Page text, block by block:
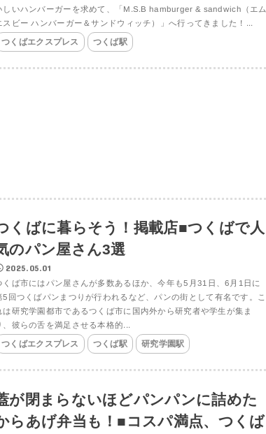
しいハンバーガーを求めて、「M.S.B hamburger & sandwich（エム
スビー ハンバーガー＆サンドウィッチ）」へ行ってきました！...
つくばエクスプレス つくば駅
くばに暮らそう！掲載店■つくばで人
のパン屋さん3選
2025.05.01
くば市にはパン屋さんが多数あるほか、今年も5月31日、6月1日に
5回つくばパンまつりが行われるなど、パンの街として有名です。こ
は研究学園都市であるつくば市に国内外から研究者や学生が集ま
、彼らの舌を満足させる本格的...
つくばエクスプレス つくば駅 研究学園駅
が閉まらないほどパンパンに詰めた
らあげ弁当も！■コスパ満点、つくば